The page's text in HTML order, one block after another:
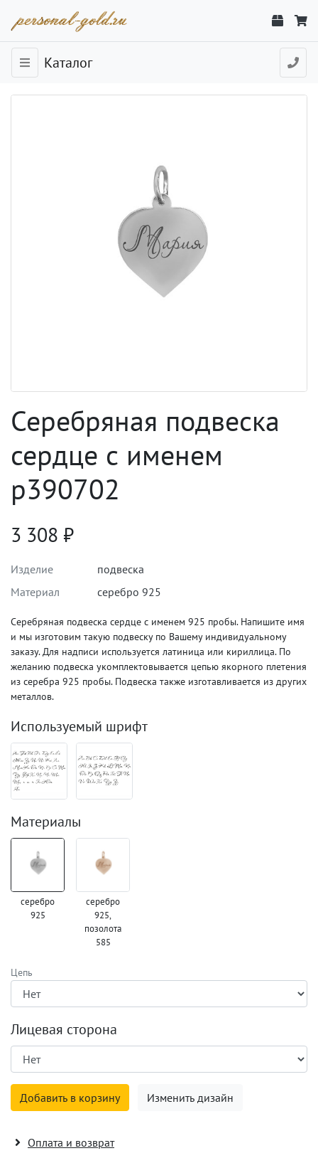
Каталог
Серебряная подвеска
сердце с именем
p390702
3 308 ₽
Изделие
подвеска
Материал
серебро 925
Серебряная подвеска сердце с именем 925 пробы. Напишите имя
и мы изготовим такую подвеску по Вашему индивидуальному
заказу. Для надписи используется латиница или кириллица. По
желанию подвеска укомплектовывается цепью якорного плетения
из серебра 925 пробы. Подвеска также изготавливается из других
металлов.
Используемый шрифт
Материалы
серебро
925
серебро
925,
позолота
585
Цепь
Лицевая сторона
Добавить в корзину Изменить дизайн
Оплата и возврат